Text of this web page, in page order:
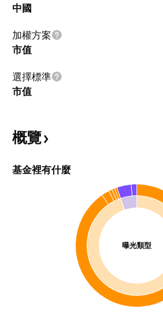
中國
加權方案
市值
選擇標準
市值
概覽
基金裡有什麼
曝光類型